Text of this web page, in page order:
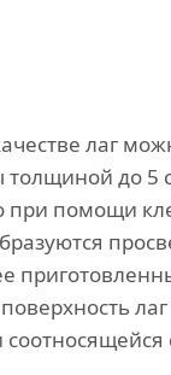
лаг
до 5
при помощи